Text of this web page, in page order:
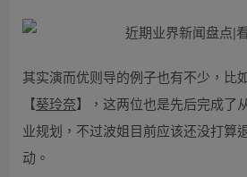
其实演而优则导的例子也有不少，比
【葵玲奈】，这两位也是先后完成了
业规划，不过波姐目前应该还没打算
动。